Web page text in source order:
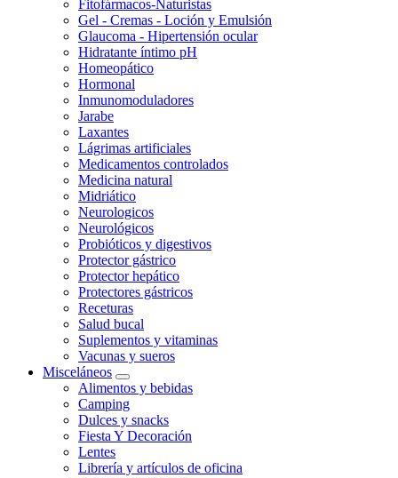
Fitofármacos-Naturistas
Gel - Cremas - Loción y Emulsión
Glaucoma - Hipertensión ocular
Hidratante íntimo pH
Homeopático
Hormonal
Inmunomoduladores
Jarabe
Laxantes
Lágrimas artificiales
Medicamentos controlados
Medicina natural
Midriático
Neurologicos
Neurológicos
Probióticos y digestivos
Protector gástrico
Protector hepático
Protectores gástricos
Receturas
Salud bucal
Suplementos y vitaminas
Vacunas y sueros
Misceláneos
Alimentos y bebidas
Camping
Dulces y snacks
Fiesta Y Decoración
Lentes
Librería y artículos de oficina